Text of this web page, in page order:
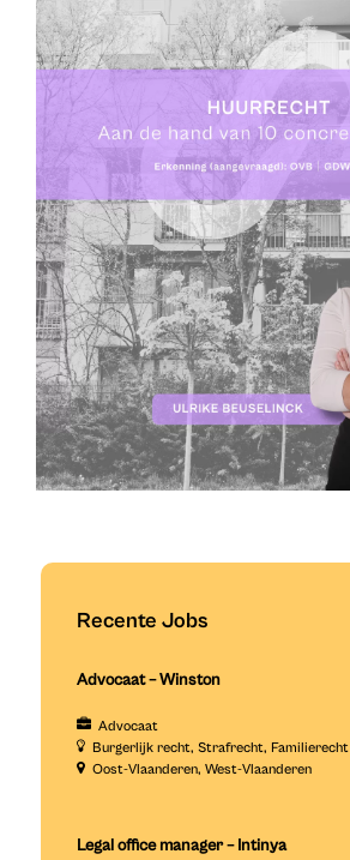
Recente Jobs
Advocaat – Winston
Advocaat
Burgerlijk recht Strafrecht Familierecht
Oost-Vlaanderen West-Vlaanderen
Legal office manager – Intinya